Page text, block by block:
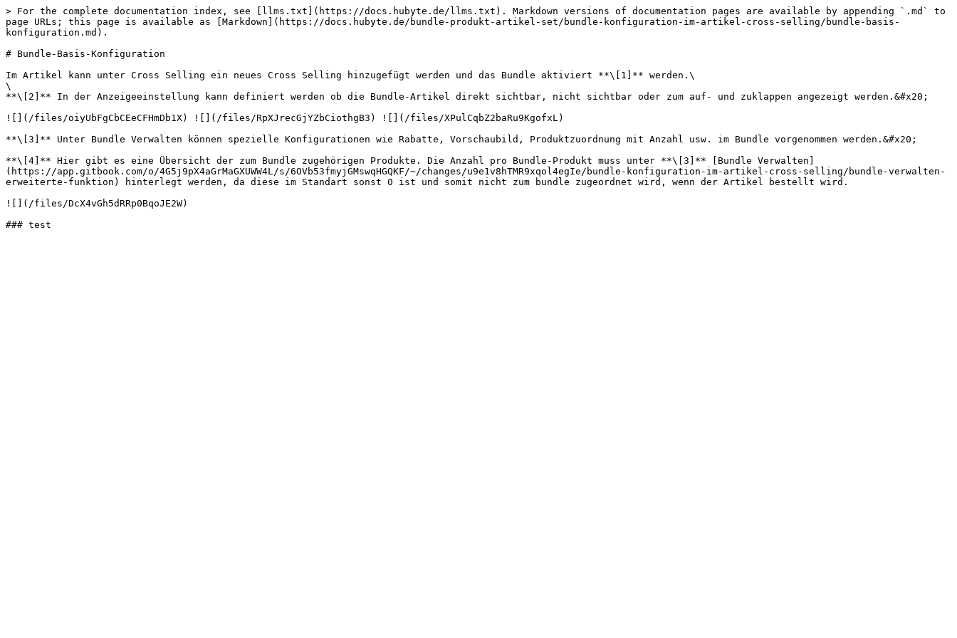
> For the complete documentation index, see [llms.txt](https://docs.hubyte.de/llms.txt). Markdown versions of documentation pages are available by appending `.md` to
page URLs; this page is available as [Markdown](https://docs.hubyte.de/bundle-produkt-artikel-set/bundle-konfiguration-im-artikel-cross-selling/bundle-basis-
konfiguration.md).
# Bundle-Basis-Konfiguration
Im Artikel kann unter Cross Selling ein neues Cross Selling hinzugefügt werden und das Bundle aktiviert **\[1]** werden.\
\
**\[2]** In der Anzeigeeinstellung kann definiert werden ob die Bundle-Artikel direkt sichtbar, nicht sichtbar oder zum auf- und zuklappen angezeigt werden.&#x20;
![](/files/oiyUbFgCbCEeCFHmDb1X) ![](/files/RpXJrecGjYZbCiothgB3) ![](/files/XPulCqbZ2baRu9KgofxL)
**\[3]** Unter Bundle Verwalten können spezielle Konfigurationen wie Rabatte, Vorschaubild, Produktzuordnung mit Anzahl usw. im Bundle vorgenommen werden.&#x20;
**\[4]** Hier gibt es eine Übersicht der zum Bundle zugehörigen Produkte. Die Anzahl pro Bundle-Produkt muss unter **\[3]** [Bundle Verwalten]
(https://app.gitbook.com/o/4G5j9pX4aGrMaGXUWW4L/s/6OVb53fmyjGMswqHGQKF/~/changes/u9e1v8hTMR9xqol4egIe/bundle-konfiguration-im-artikel-cross-selling/bundle-verwalten-
erweiterte-funktion) hinterlegt werden, da diese im Standart sonst 0 ist und somit nicht zum bundle zugeordnet wird, wenn der Artikel bestellt wird.
![](/files/DcX4vGh5dRRp0BqoJE2W)